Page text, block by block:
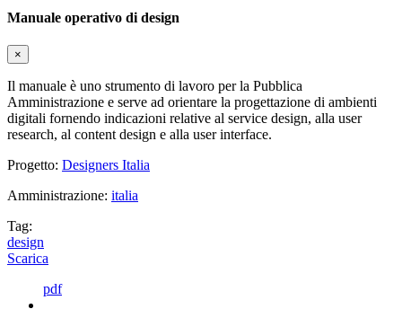
Manuale operativo di design
×
Il manuale è uno strumento di lavoro per la Pubblica
Amministrazione e serve ad orientare la progettazione di ambienti
digitali fornendo indicazioni relative al service design, alla user
research, al content design e alla user interface.
Progetto: Designers Italia
Amministrazione: italia
Tag:
design
Scarica
pdf